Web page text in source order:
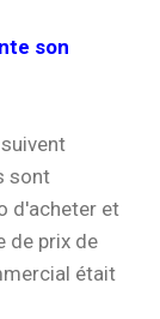
son
sont
d'acheter et
de prix de
était